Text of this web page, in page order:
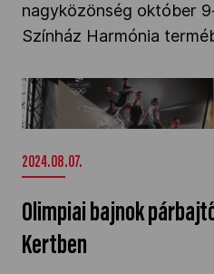
NOB
Társszervezetek
OVEP
Adatbank
nagyközönség október
Színház Harmónia
Olimpiai bajnok
Kertben" />
2024.08.07.
Olimpiai bajnok
Kertben